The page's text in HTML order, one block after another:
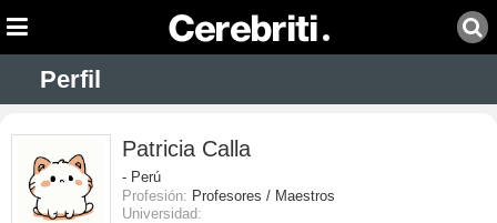
Perfil
Patricia Calla
- Perú
Profesión: Profesores / Maestros
Universidad: